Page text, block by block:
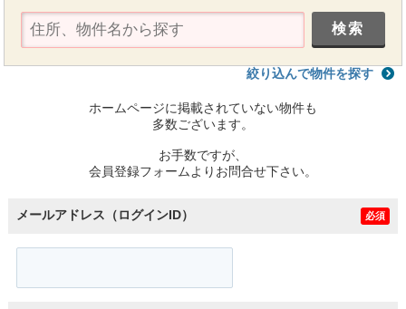
絞り込んで物件を探す
ホームページに掲載されていない物件も
多数ございます。
お手数ですが、
会員登録フォームよりお問合せ下さい。
メールアドレス（ログインID） 必須